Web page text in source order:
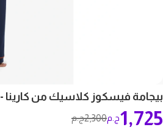
بيجامة فيسكوز كلاسيك من كارينا - 57930
2,300ج.م 1,725ج.م